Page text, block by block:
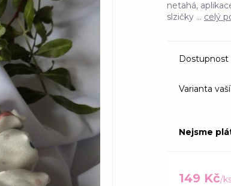
netahá,
slzičky ... celý
Dostupnost
Varianta
Nejsme
149 Kč/